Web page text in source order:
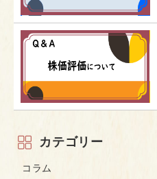
カテゴリー
コラム